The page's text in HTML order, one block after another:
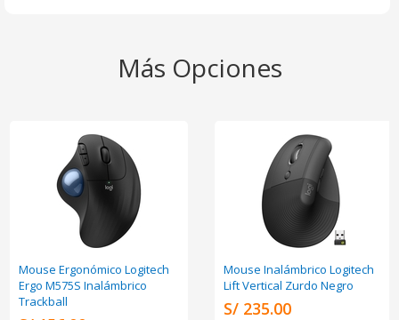
Más Opciones
Mouse Ergonómico Logitech
Ergo M575S Inalámbrico
Trackball
Mouse Inalámbrico Logitech
Lift Vertical Zurdo Negro
S/ 235.00